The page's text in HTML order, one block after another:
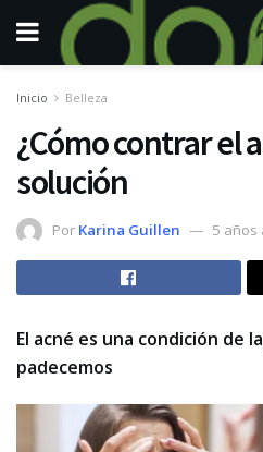
Inicio Belleza
¿Cómo contrar el
solución
Por Karina Guillen 5 años
El acné es una condición de
padecemos